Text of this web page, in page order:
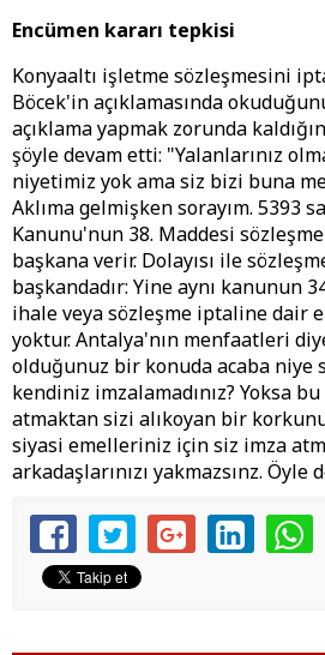
Encümen kararı tepkisi
Konyaaltı işletme sözleşmesini
Böcek'in açıklamasında
açıklama yapmak zorunda
şöyle devam etti: "Yalanlarınız
niyetimiz yok ama siz bizi buna
Aklıma gelmişken sorayım. 5393
Kanunu'nun 38. Maddesi
başkana verir. Dolayısı ile
başkandadır: Yine aynı kanunun
ihale veya sözleşme iptaline dair
yoktur. Antalya'nın menfaatleri
olduğunuz bir konuda acaba niye
kendiniz imzalamadınız? Yoksa
atmaktan sizi alıkoyan bir
siyasi emelleriniz için siz imza
arkadaşlarınızı yakmazsınz. Öyle